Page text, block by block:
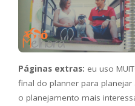
Páginas extras: eu uso
final do planner para
o planejamento mais